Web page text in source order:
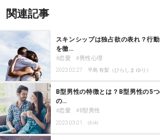
関連記事
スキンシップは独占欲の表れ？行
を徹…
恋愛 男性心理
2023.02.27 平島 有梨（ひらしま ゆり）
B型男性の特徴とは？B型男性の5
の…
恋愛 B型男性
2023.03.01 shiki